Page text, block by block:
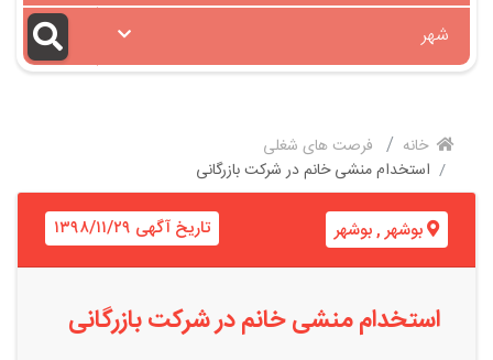
شهر
خانه
فرصت های شغلی
استخدام منشی خانم در شرکت بازرگانی
بوشهر,بوشهر تاریخ آگهی ۱۳۹۸/۱۱/۲۹
استخدام منشی خانم در شرکت بازرگانی